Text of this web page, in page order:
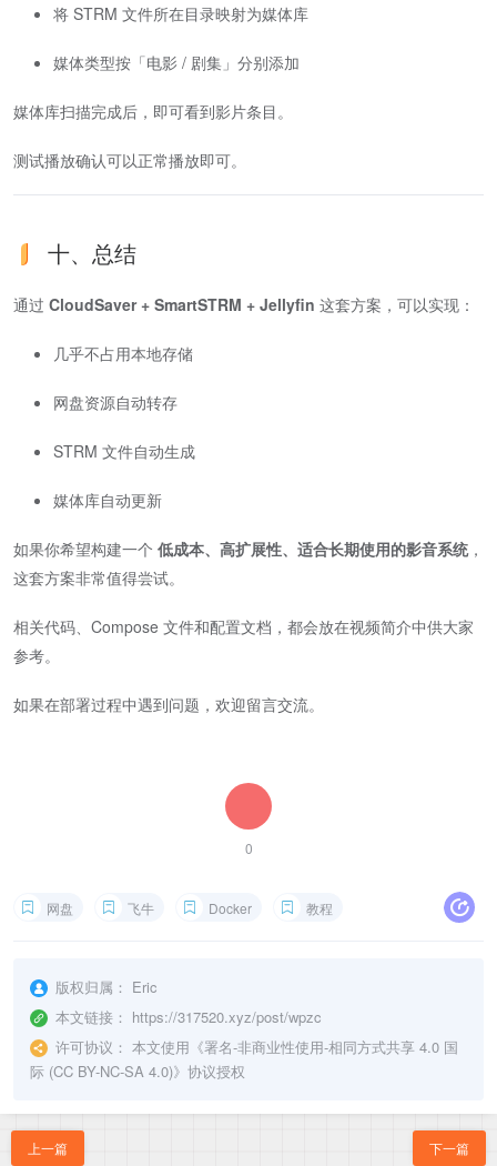
将 STRM 文件所在目录映射为媒体库
媒体类型按「电影 / 剧集」分别添加
媒体库扫描完成后，即可看到影片条目。
测试播放确认可以正常播放即可。
十、总结
通过 CloudSaver + SmartSTRM + Jellyfin 这套方案，可以实现：
几乎不占用本地存储
网盘资源自动转存
STRM 文件自动生成
媒体库自动更新
如果你希望构建一个 低成本、高扩展性、适合长期使用的影音系统，
这套方案非常值得尝试。
相关代码、Compose 文件和配置文档，都会放在视频简介中供大家
参考。
如果在部署过程中遇到问题，欢迎留言交流。
0
网盘 飞牛 Docker 教程
版权归属： Eric
本文链接： https://317520.xyz/post/wpzc
许可协议： 本文使用《署名-非商业性使用-相同方式共享 4.0 国
际 (CC BY-NC-SA 4.0)》协议授权
上一篇 下一篇